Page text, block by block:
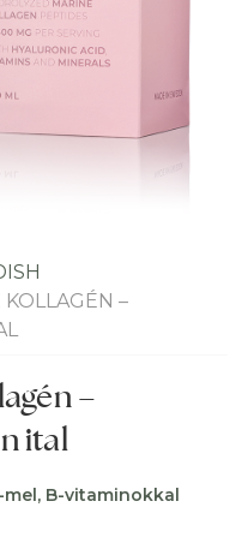
–
–
ital
mel, B-vitaminokkal